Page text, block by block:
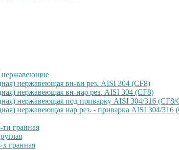
нержавеющие
нержавеющая вн-вн рез. AISI 304 (CF8)
нержавеющая вн-нар рез. AISI 304 (CF8)
нержавеющая под приварку AISI 304/316 (CF8/
нержавеющая нар рез. - приварка AISI 304/316
гранная
гранная